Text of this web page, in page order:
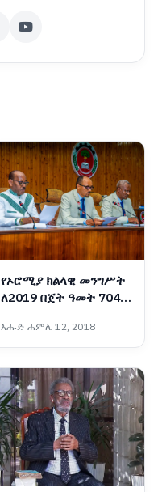
የኦሮሚያ ክልላዊ መንግሥት
ለ2019 በጀት ዓመት 704
እሑድ ሐምሌ 12, 2018